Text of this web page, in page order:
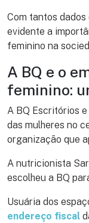
Com tantos
evidente a
feminino na
A BQ e o
feminino:
A BQ Escritórios
das mulheres no
organização que
A nutricionista
escolheu a BQ
Usuária dos
endereço fiscal